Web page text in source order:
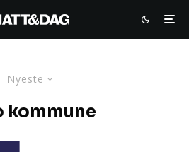
Nyeste
kommune